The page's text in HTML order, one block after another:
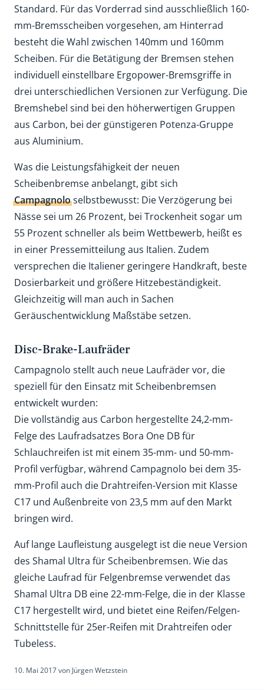
Standard. Für das Vorderrad sind ausschließlich 160-
mm-Bremsscheiben vorgesehen, am Hinterrad
besteht die Wahl zwischen 140mm und 160mm
Scheiben. Für die Betätigung der Bremsen stehen
individuell einstellbare Ergopower-Bremsgriffe in
drei unterschiedlichen Versionen zur Verfügung. Die
Bremshebel sind bei den höherwertigen Gruppen
aus Carbon, bei der günstigeren Potenza-Gruppe
aus Aluminium.
Was die Leistungsfähigkeit der neuen
Scheibenbremse anbelangt, gibt sich
Campagnoloselbstbewusst: Die Verzögerung bei
Nässe sei um 26 Prozent, bei Trockenheit sogar um
55 Prozent schneller als beim Wettbewerb, heißt es
in einer Pressemitteilung aus Italien. Zudem
versprechen die Italiener geringere Handkraft, beste
Dosierbarkeit und größere Hitzebeständigkeit.
Gleichzeitig will man auch in Sachen
Geräuschentwicklung Maßstäbe setzen.
Disc-Brake-Laufräder
Campagnolo stellt auch neue Laufräder vor, die
speziell für den Einsatz mit Scheibenbremsen
entwickelt wurden:
Die vollständig aus Carbon hergestellte 24,2-mm-
Felge des Laufradsatzes Bora One DB für
Schlauchreifen ist mit einem 35-mm- und 50-mm-
Profil verfügbar, während Campagnolo bei dem 35-
mm-Profil auch die Drahtreifen-Version mit Klasse
C17 und Außenbreite von 23,5 mm auf den Markt
bringen wird.
Auf lange Laufleistung ausgelegt ist die neue Version
des Shamal Ultra für Scheibenbremsen. Wie das
gleiche Laufrad für Felgenbremse verwendet das
Shamal Ultra DB eine 22-mm-Felge, die in der Klasse
C17 hergestellt wird, und bietet eine Reifen/Felgen-
Schnittstelle für 25er-Reifen mit Drahtreifen oder
Tubeless.
10. Mai 2017von Jürgen Wetzstein